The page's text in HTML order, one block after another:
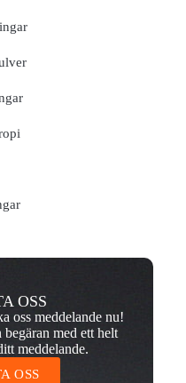
OSS
oss meddelande nu!
med ett helt
meddelande.
OSS